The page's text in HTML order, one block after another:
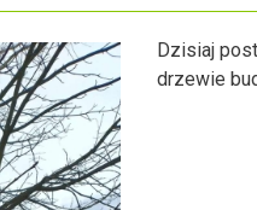
Dzisiaj
drzewie